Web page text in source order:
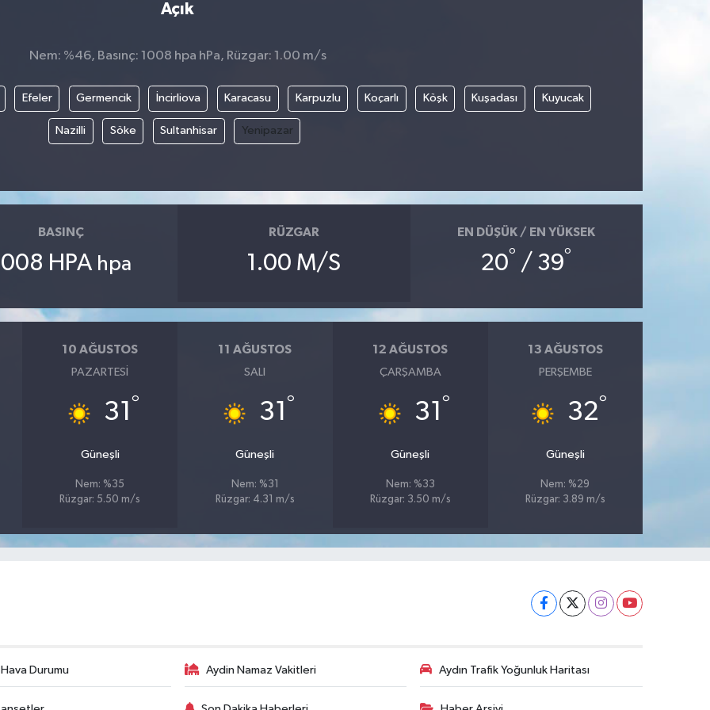
Açık
Nem: %46, Basınç: 1008 hpa hPa, Rüzgar: 1.00 m/s
Efeler Germencik İncirliova Karacasu Karpuzlu Koçarlı Köşk Kuşadası Kuyucak
Nazilli Söke Sultanhisar Yenipazar
BASINÇ
HPA hpa
RÜZGAR
1.00 M/S
EN DÜŞÜK / EN YÜKSEK
20° / 39°
10 AĞUSTOS
PAZARTESI
31 °
Güneşli
Nem: %35
Rüzgar: 5.50 m/s
11 AĞUSTOS
SALI
31 °
Güneşli
Nem: %31
Rüzgar: 4.31 m/s
12 AĞUSTOS
ÇARŞAMBA
31 °
Güneşli
Nem: %33
Rüzgar: 3.50 m/s
13 AĞUSTOS
PERŞEMBE
32°
Güneşli
Nem: %29
Rüzgar: 3.89 m/s
Hava Durumu Aydin Namaz Vakitleri Aydın Trafik Yoğunluk Haritası